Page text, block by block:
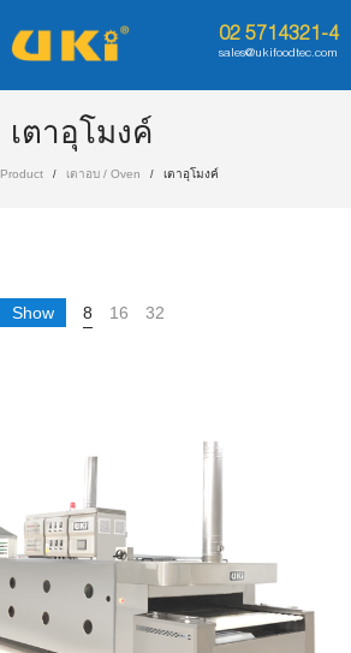
02 5714321-4
sales@ukifoodtec.com
เตาอุโมงค์
Product / เตาอบ / Oven / เตาอุโมงค์
Show 8 16 32